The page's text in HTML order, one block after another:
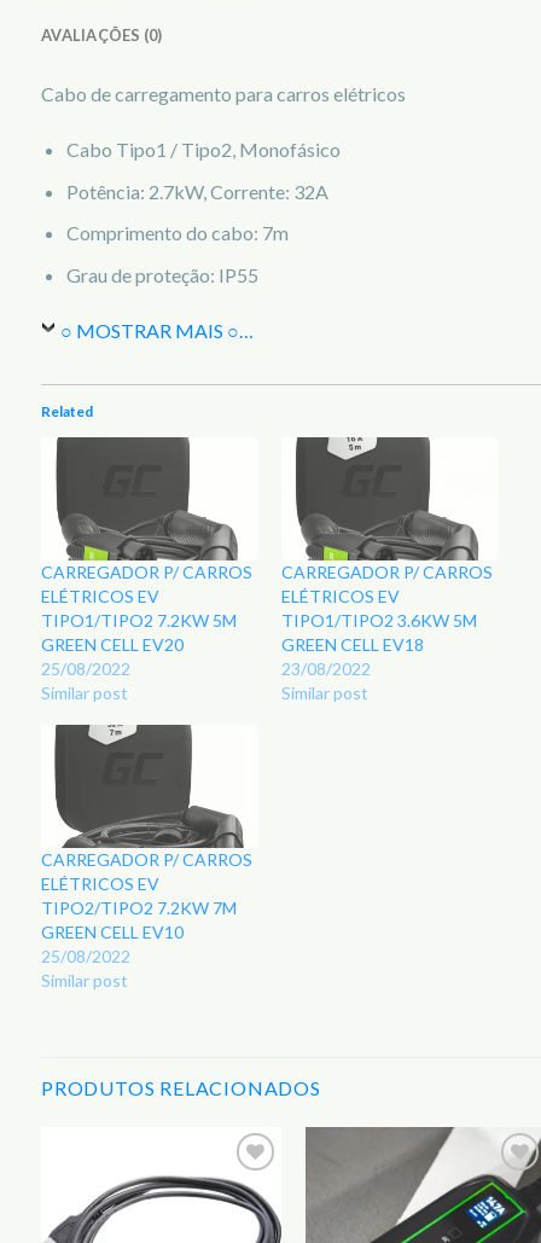
AVALIAÇÕES (0)
Cabo de carregamento para carros elétricos
Cabo Tipo1 / Tipo2, Monofásico
Potência: 2.7kW, Corrente: 32A
Comprimento do cabo: 7m
Grau de proteção: IP55
○ MOSTRAR MAIS ○
Related
CARREGADOR P/ CARROS
ELÉTRICOS EV
TIPO1/TIPO2 7.2KW 5M
GREEN CELL EV20
25/08/2022
Similar post
CARREGADOR P/ CARROS
ELÉTRICOS EV
TIPO1/TIPO2 3.6KW 5M
GREEN CELL EV18
23/08/2022
Similar post
CARREGADOR P/ CARROS
ELÉTRICOS EV
TIPO2/TIPO2 7.2KW 7M
GREEN CELL EV10
25/08/2022
Similar post
PRODUTOS RELACIONADOS
Adicionar
aos
Favoritos
Adicionar
aos
Favoritos